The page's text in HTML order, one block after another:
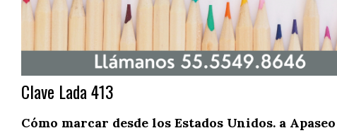
Clave Lada 413
Cómo marcar desde los Estados Unidos. a